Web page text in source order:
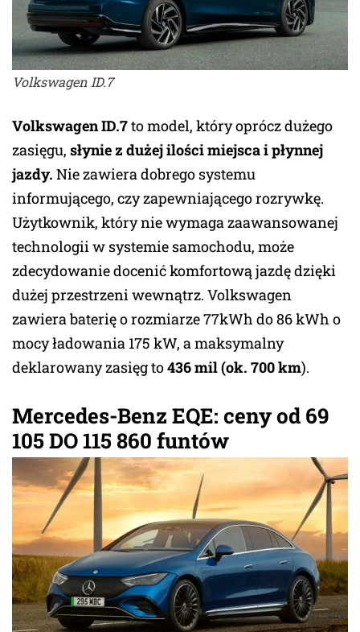
Volkswagen ID.7
Volkswagen ID.7to model, który oprócz dużego
zasięgu, słynie z dużej ilości miejsca i płynnej
jazdy. Nie zawiera dobrego systemu
informującego, czy zapewniającego rozrywkę.
Użytkownik, który nie wymaga zaawansowanej
technologii w systemie samochodu, może
zdecydowanie docenić komfortową jazdę dzięki
dużej przestrzeni wewnątrz. Volkswagen
zawiera baterię o rozmiarze 77kWh do 86 kWh o
mocy ładowania 175 kW, a maksymalny
deklarowany zasięg to436 mil (ok. 700 km).
Mercedes-Benz EQE: ceny od 69
105 DO 115 860 funtów